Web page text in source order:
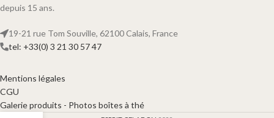
depuis 15 ans.
19-21 rue Tom Souville, 62100 Calais, France
tel: +33(0) 3 21 30 57 47
Mentions légales
CGU
Galerie produits - Photos boîtes à thé